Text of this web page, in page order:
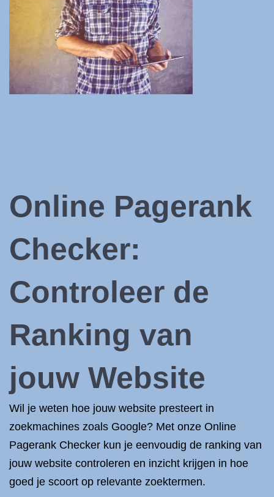
Online Pagerank
Checker:
Controleer de
Ranking van
jouw Website
Wil je weten hoe jouw website presteert in
zoekmachines zoals Google? Met onze Online
Pagerank Checker kun je eenvoudig de ranking van
jouw website controleren en inzicht krijgen in hoe
goed je scoort op relevante zoektermen.